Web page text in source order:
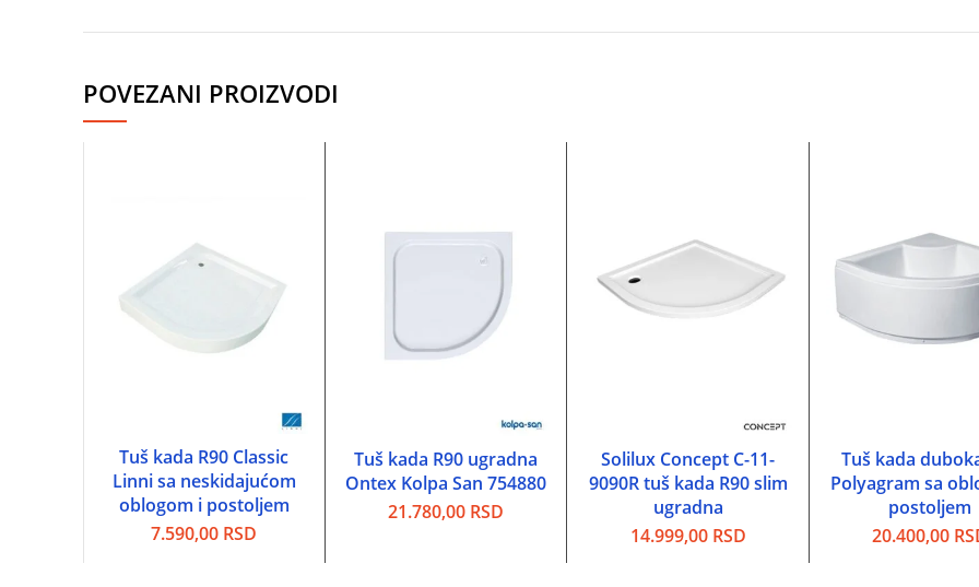
POVEZANI PROIZVODI
DODAJ U KORPU
Tuš kada R90 Classic
Linni sa neskidajućom
oblogom i postoljem
7.590,00 RSD
DODAJ U KORPU
Tuš kada R90 ugradna
Ontex Kolpa San 754880
21.780,00 RSD
DODAJ U KORPU
Solilux Concept C-11-
9090R tuš kada R90 slim
ugradna
14.999,00 RSD
DODAJ U
Tuš kada
Polyagram sa
postoljem
20.400,00